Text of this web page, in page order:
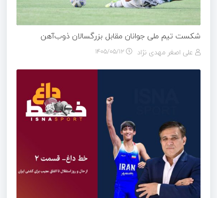
شکست تیم ملی جوانان مقابل بزرگسالان ذوب‌آهن
علی اصغر مهدی نژاد ۱۴۰۵/۰۵/۱۲